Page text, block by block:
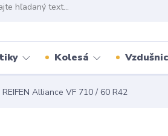
Kolesá
REIFEN Alliance VF 710 / 60 R42